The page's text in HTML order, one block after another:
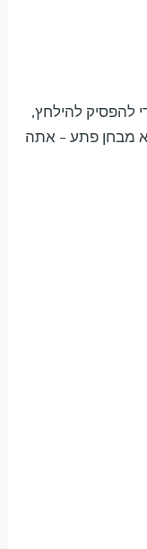
להפסיק להילחץ,
מבחן פתע – אתה